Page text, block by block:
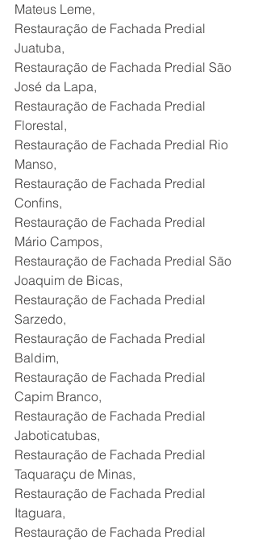
Mateus Leme,
Restauração de Fachada Predial
Juatuba,
Restauração de Fachada Predial São
José da Lapa,
Restauração de Fachada Predial
Florestal,
Restauração de Fachada Predial Rio
Manso,
Restauração de Fachada Predial
Confins,
Restauração de Fachada Predial
Mário Campos,
Restauração de Fachada Predial São
Joaquim de Bicas,
Restauração de Fachada Predial
Sarzedo,
Restauração de Fachada Predial
Baldim,
Restauração de Fachada Predial
Capim Branco,
Restauração de Fachada Predial
Jaboticatubas,
Restauração de Fachada Predial
Taquaraçu de Minas,
Restauração de Fachada Predial
Itaguara,
Restauração de Fachada Predial